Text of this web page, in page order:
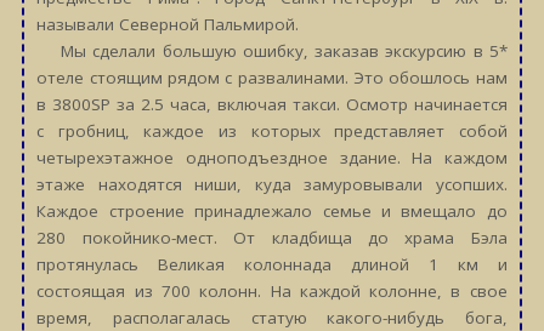
называли Северной Пальмирой.
Мы сделали большую ошибку, заказав экскурсию в 5*
отеле стоящим рядом с развалинами. Это обошлось нам
в 3800SP за 2.5 часа, включая такси. Осмотр начинается
с гробниц, каждое из которых представляет собой
четырехэтажное одноподъездное здание. На каждом
этаже находятся ниши, куда замуровывали усопших.
Каждое строение принадлежало семье и вмещало до
280 покойнико-мест. От кладбища до храма Бэла
протянулась Великая колоннада длиной 1 км и
состоящая из 700 колонн. На каждой колонне, в свое
время, располагалась статую какого-нибудь бога,